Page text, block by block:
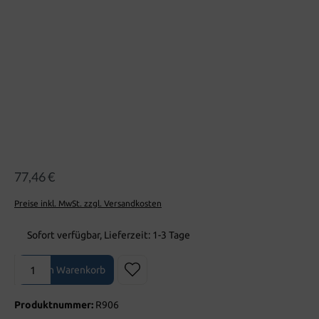
77,46 €
Preise inkl. MwSt. zzgl. Versandkosten
Sofort verfügbar, Lieferzeit: 1-3 Tage
Produkt Anzahl: Gib den gewünschten Wert ein oder benutze die
In den Warenkorb
Produktnummer: R906